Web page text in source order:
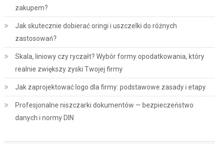
zakupem?
Jak skutecznie dobierać oringi i uszczelki do różnych
zastosowań?
Skala, liniowy czy ryczałt? Wybór formy opodatkowania, który
realnie zwiększy zyski Twojej firmy
Jak zaprojektować logo dla firmy: podstawowe zasady i etapy
Profesjonalne niszczarki dokumentów — bezpieczeństwo
danych i normy DIN